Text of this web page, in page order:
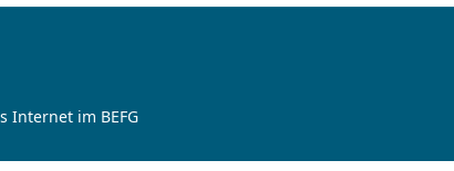
Internet im BEFG